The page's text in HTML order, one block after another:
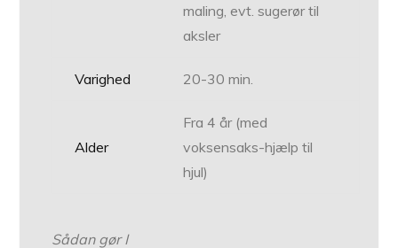
maling, evt. sugerør til
aksler
Varighed 20-30 min.
Alder
Fra 4 år (med
voksensaks-hjælp til
hjul)
Sådan gør I